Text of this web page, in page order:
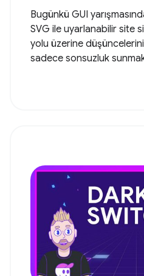
Bugünkü GUI
SVG ile uyarlanabilir site
yolu üzerine
sadece sonsuzluk